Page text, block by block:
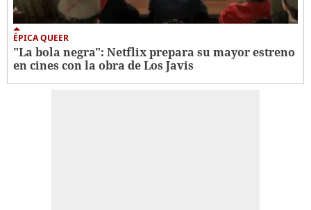
ÉPICA QUEER
"La bola negra": Netflix prepara su mayor estreno
en cines con la obra de Los Javis